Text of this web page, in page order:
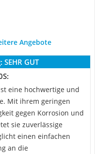
Angebote
SEHR GUT
eine hochwertige und
Mit ihrem geringen
gegen Korrosion und
sie zuverlässige
einen einfachen
an die